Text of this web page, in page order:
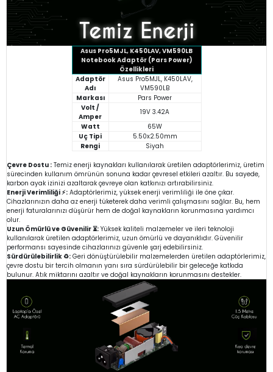
Asus Pro5MJL, K450LAV, VM590LB
Notebook Adaptör (Pars Power)
Özellikleri
Adaptör
Adı
Asus Pro5MJL, K450LAV,
VM590LB
Markası
Pars Power
Volt /
Amper
19V 3.42A
Watt
65W
Uç Tipi
5.50x2.50mm
Rengi
Siyah
Çevre Dostu : Temiz enerji kaynakları kullanılarak üretilen adaptörlerimiz, üretim
sürecinden kullanım ömrünün sonuna kadar çevresel etkileri azaltır. Bu sayede,
karbon ayak izinizi azaltarak çevreye olan katkınızı artırabilirsiniz.
Enerji Verimliliği ⚡: Adaptörlerimiz, yüksek enerji verimliliği ile öne çıkar.
Cihazlarınızın daha az enerji tüketerek daha verimli çalışmasını sağlar. Bu, hem
enerji faturalarınızı düşürür hem de doğal kaynakların korunmasına yardımcı
olur.
Uzun Ömürlü ve Güvenilir ⏳: Yüksek kaliteli malzemeler ve ileri teknoloji
kullanılarak üretilen adaptörlerimiz, uzun ömürlü ve dayanıklıdır. Güvenilir
performansı sayesinde cihazlarınızı güvenle şarj edebilirsiniz.
Sürdürülebilirlik ♻️: Geri dönüştürülebilir malzemelerden üretilen adaptörlerimiz,
çevre dostu bir tercih olmanın yanı sıra sürdürülebilir bir geleceğe katkıda
bulunur. Atık miktarını azaltır ve doğal kaynakların korunmasını destekler.